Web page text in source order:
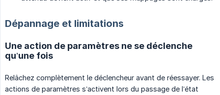
Dépannage et limitations
Une action de paramètres ne se déclenche
qu’une fois
Relâchez complètement le déclencheur avant de réessayer. Les
actions de paramètres s’activent lors du passage de l’état